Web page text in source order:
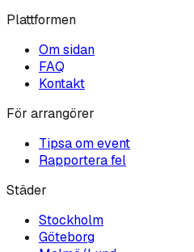
Plattformen
Om sidan
FAQ
Kontakt
För arrangörer
Tipsa om event
Rapportera fel
Städer
Stockholm
Göteborg